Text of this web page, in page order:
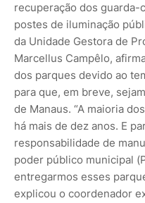
recuperação dos guarda-
postes de iluminação
da Unidade Gestora de
Marcellus Campêlo,
dos parques devido ao
para que, em breve,
de Manaus. “A maioria
há mais de dez anos. E
responsabilidade de
poder público municipal
entregarmos esses
explicou o coordenador